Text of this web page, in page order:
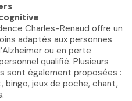
Charles-Renaud offre un
adaptés aux personnes
ou en perte
qualifié. Plusieurs
sont également proposées :
jeux de poche, chant,